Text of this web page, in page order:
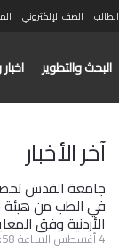
الطالب الصف الإلكتروني
البحث والتطوير
آخر الأخبار
جامعة القدس
في الطب من هيئة
الأردنية وفق
4 أغسطس الساعة 2:58 pm